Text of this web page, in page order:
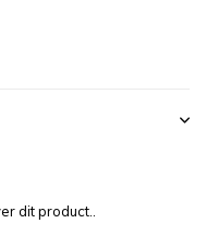
dit product..